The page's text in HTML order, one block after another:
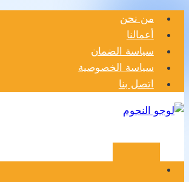
التجاوز
المحتوى
من نحن
أعمالنا
سياسة الضمان
سياسة الخصوصية
اتصل بنا